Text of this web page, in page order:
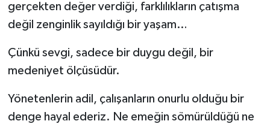
gerçekten değer verdiği, farklılıkların çatışma
değil zenginlik sayıldığı bir yaşam…
Çünkü sevgi, sadece bir duygu değil, bir
medeniyet ölçüsüdür.
Yönetenlerin adil, çalışanların onurlu olduğu bir
denge hayal ederiz. Ne emeğin sömürüldüğü ne